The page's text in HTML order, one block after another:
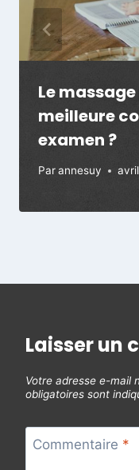
Le
meilleure
examen ?​
Parannesuy
Laisser un
Votre adresse e-mail
obligatoires sont
Commentaire *